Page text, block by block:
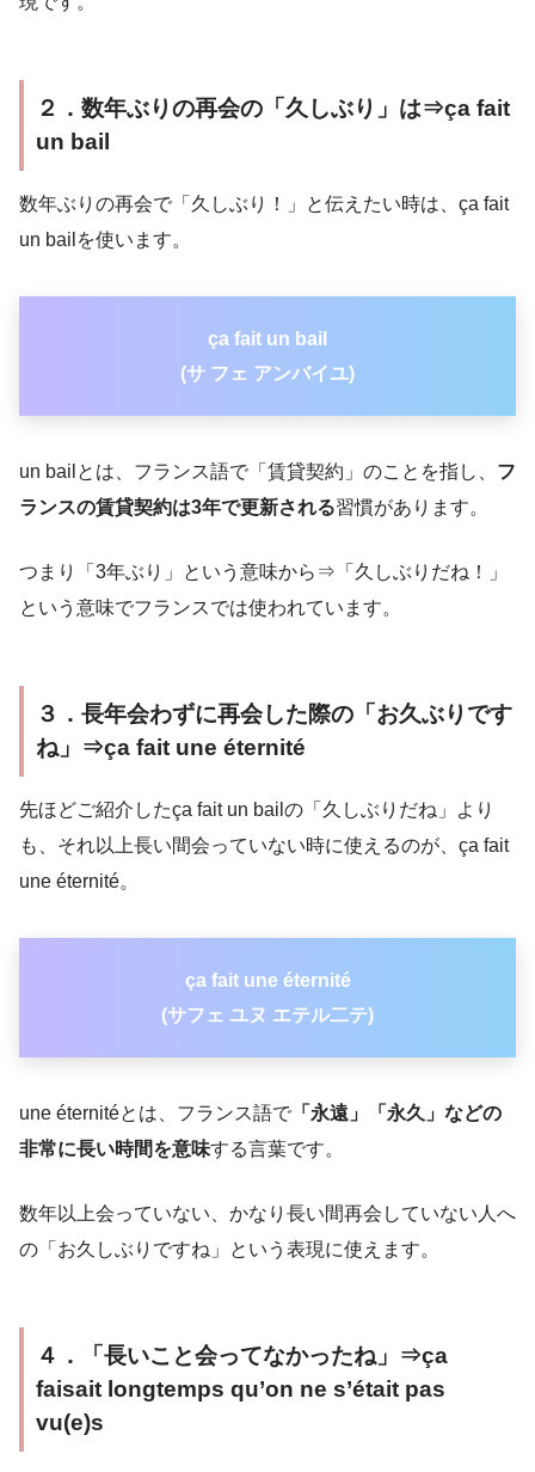
２．数年ぶりの再会の「久しぶり」は⇒ça fait
un bail
数年ぶりの再会で「久しぶり！」と伝えたい時は、ça fait
un bailを使います。
ça fait un bail
(サ フェ アンバイユ)
un bailとは、フランス語で「賃貸契約」のことを指し、 フ
ランスの賃貸契約は3年で更新される習慣があります。
つまり「3年ぶり」という意味から⇒「久しぶりだね！」
という意味でフランスでは使われています。
３．長年会わずに再会した際の「お久ぶりです
ね」⇒ça fait une éternité
先ほどご紹介したça fait un bailの「久しぶりだね」より
も、それ以上長い間会っていない時に使えるのが、ça fait
une éternité。
ça fait une éternité
(サフェ ユヌ エテル二テ)
une éternitéとは、フランス語で 「永遠」「永久」などの
非常に長い時間を意味する言葉です。
数年以上会っていない、かなり長い間再会していない人へ
の「お久しぶりですね」という表現に使えます。
４．「長いこと会ってなかったね」⇒ça
faisait longtemps qu’on ne s’était pas
vu(e)s